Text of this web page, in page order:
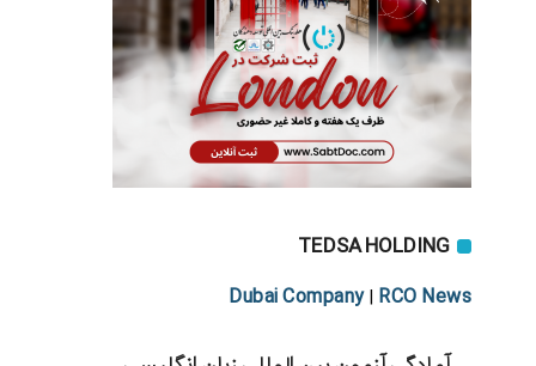
TEDSA HOLDING
Dubai Company| RCO News